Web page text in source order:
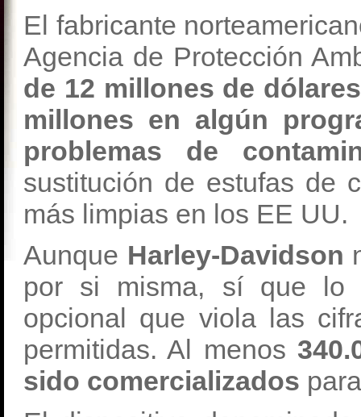
El fabricante
Agencia de Protección
de 12 millones de
millones en algún
problemas de
sustitución de estufas de
más limpias en los EE UU.
Aunque Harley-Davidson
por si misma, sí que lo
opcional que viola las
permitidas. Al menos
sido comercializados